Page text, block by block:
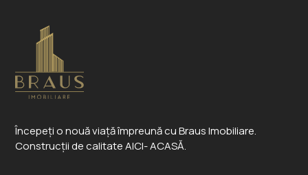
Începeți o nouă viață împreună cu Braus Imobiliare.
Construcții de calitate AICI- ACASĂ.